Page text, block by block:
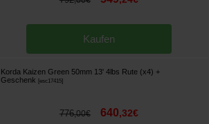
Kaufen
Korda Kaizen Green 50mm 13' 4lbs Rute (x4) +
Geschenk
[esc17415]
776,00€ 640,32€